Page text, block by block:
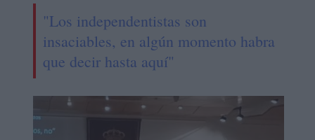
"Los independentistas son
insaciables, en algún momento habra
que decir hasta aquí"